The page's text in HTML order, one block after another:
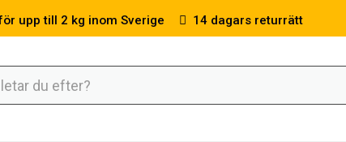
upp till 2 kg inom Sverige 14 dagars returrätt